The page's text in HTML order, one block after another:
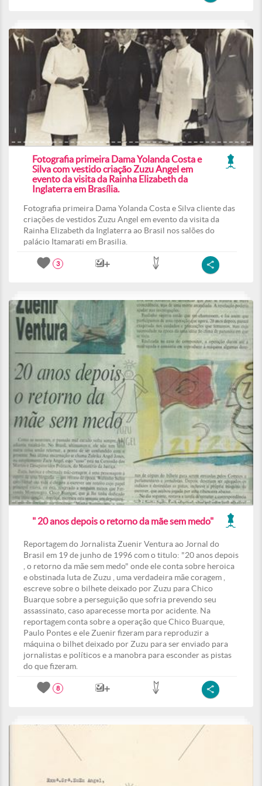
Fotografia primeira Dama Yolanda Costa e
Silva com vestido criação Zuzu Angel em
evento da visita da Rainha Elizabeth da
Inglaterra em Brasília.
Fotografia primeira Dama Yolanda Costa e Silva cliente das
criações de vestidos Zuzu Angel em evento da visita da
Rainha Elizabeth da Inglaterra ao Brasil nos salões do
palácio Itamarati em Brasilia.
3
" 20 anos depois o retorno da mãe sem medo"
Reportagem do Jornalista Zuenir Ventura ao Jornal do
Brasil em 19 de junho de 1996 com o titulo: "20 anos depois
, o retorno da mãe sem medo" onde ele conta sobre heroica
e obstinada luta de Zuzu , uma verdadeira mãe coragem ,
escreve sobre o bilhete deixado por Zuzu para Chico
Buarque sobre a perseguição que sofria prevendo seu
assassinato, caso aparecesse morta por acidente. Na
reportagem conta sobre a operação que Chico Buarque,
Paulo Pontes e ele Zuenir fizeram para reproduzir a
máquina o bilhet deixado por Zuzu para ser enviado para
jornalistas e políticos e a manobra para esconder as pistas
do que fizeram.
8